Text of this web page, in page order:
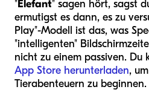
"Elefant" sagen hört, sagst
ermutigst es dann, es zu
Play"-Modell ist das, was
"intelligenten"
nicht zu einem passiven. Du
App Store herunterladen,
Tierabenteuern zu beginnen.